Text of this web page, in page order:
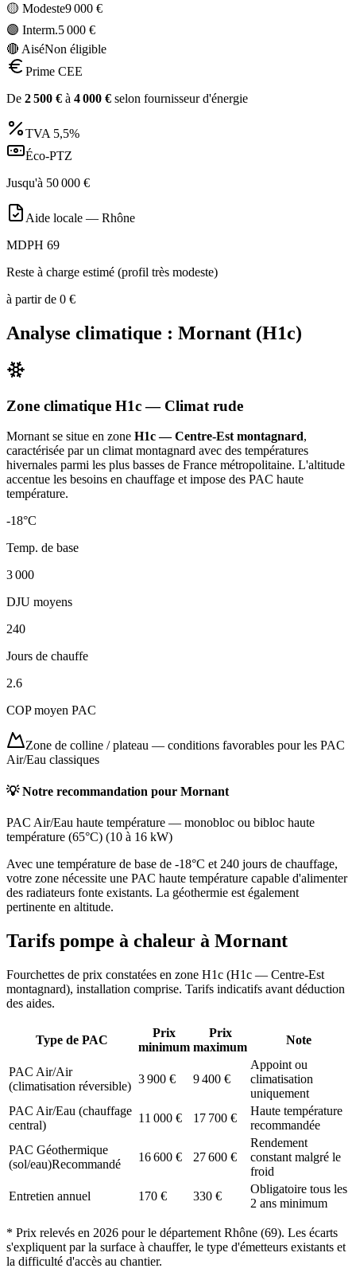
🟡 Modeste9 000 €
🟣 Interm.5 000 €
🔴 AiséNon éligible
Prime CEE
De 2 500 € à 4 000 € selon fournisseur d'énergie
TVA 5,5%
Éco-PTZ
Jusqu'à 50 000 €
Aide locale — Rhône
MDPH 69
Reste à charge estimé (profil très modeste)
à partir de 0 €
Analyse climatique : Mornant (H1c)
Zone climatique H1c— Climat rude
Mornant se situe en zone H1c — Centre-Est montagnard,
caractérisée par un climat montagnard avec des températures
hivernales parmi les plus basses de France métropolitaine. L'altitude
accentue les besoins en chauffage et impose des PAC haute
température.
-18°C
Temp. de base
3 000
DJU moyens
240
Jours de chauffe
2.6
COP moyen PAC
Zone de colline / plateau — conditions favorables pour les PAC
Air/Eau classiques
💡 Notre recommandation pour Mornant
PAC Air/Eau haute température — monobloc ou bibloc haute
température (65°C) (10 à 16 kW)
Avec une température de base de -18°C et 240 jours de chauffage,
votre zone nécessite une PAC haute température capable d'alimenter
des radiateurs fonte existants. La géothermie est également
pertinente en altitude.
Tarifs pompe à chaleur à Mornant
Fourchettes de prix constatées en zone H1c (H1c — Centre-Est
montagnard), installation comprise. Tarifs indicatifs avant déduction
des aides.
Type de PAC
Prix
minimum
Prix
maximum
Note
PAC Air/Air
(climatisation réversible)
3 900 € 9 400 €
Appoint ou
climatisation
uniquement
PAC Air/Eau (chauffage
central)
11 000 € 17 700 €
Haute température
recommandée
PAC Géothermique
(sol/eau)Recommandé
16 600 € 27 600 €
Rendement
constant malgré le
froid
Entretien annuel
170 € 330 €
Obligatoire tous les
2 ans minimum
* Prix relevés en 2026 pour le département Rhône (69). Les écarts
s'expliquent par la surface à chauffer, le type d'émetteurs existants et
la difficulté d'accès au chantier.